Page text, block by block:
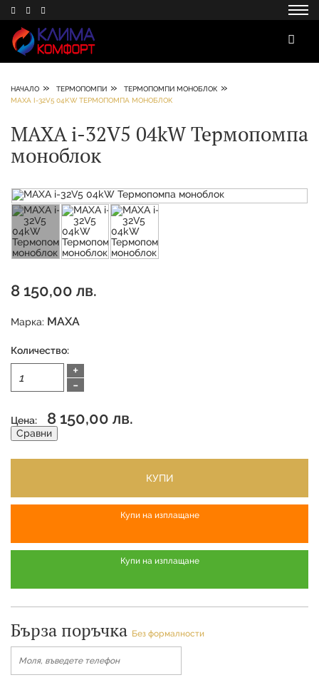
НАЧАЛО » ТЕРМОПОМПИ » ТЕРМОПОМПИ МОНОБЛОК »
MAXA I-32V5 04KW ТЕРМОПОМПА МОНОБЛОК
MAXA i-32V5 04kW Термопомпа
моноблок
8 150,00 лв.
Марка: MAXA
Количество:
+
-
Цена: 8 150,00 лв.
Сравни
КУПИ
Купи на изплащане
Купи на изплащане
Бърза поръчка Без формалности